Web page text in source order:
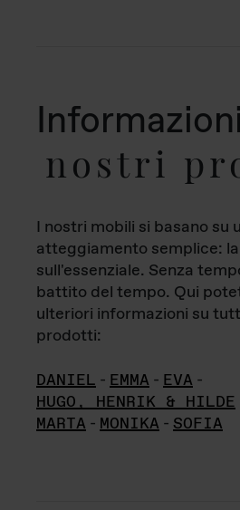
nostri
I nostri mobili si basano su
atteggiamento semplice:
sull'essenziale. Senza
battito del tempo. Qui
ulteriori informazioni su
prodotti:
DANIEL - EMMA - EVA -
HUGO, HENRIK & HILDE
MARTA - MONIKA - SOFIA